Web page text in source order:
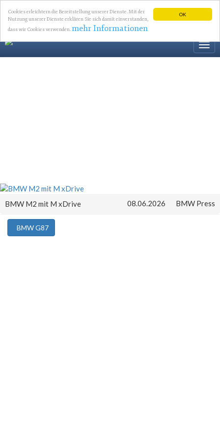
OK
Cookies erleichtern die Bereitstellung unserer Dienste. Mit der
Nutzung unserer Dienste erklären Sie sich damit einverstanden,
dass wir Cookies verwenden.mehr Informationen
BMW M2 mit M xDrive 08.06.2026 BMW Press
BMW G87